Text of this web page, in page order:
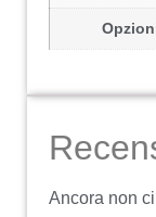
Ancora non